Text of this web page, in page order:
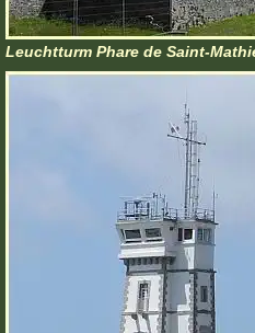
Leuchtturm Phare de Saint-